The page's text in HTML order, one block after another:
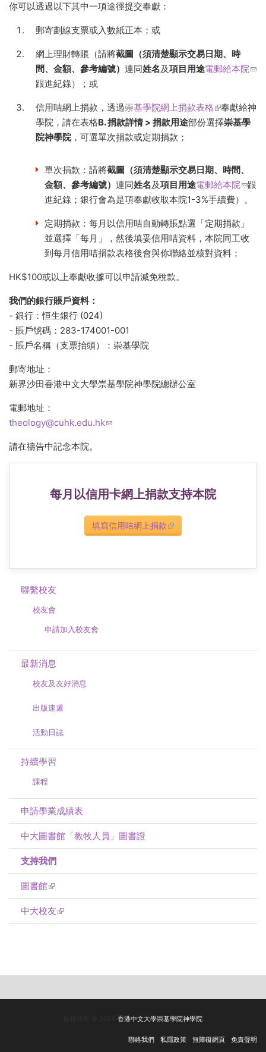
你可以透過以下其中一項途徑提交奉獻：
郵寄劃線支票或入數紙正本；或
網上理財轉賬（請將截圖（須清楚顯示交易日期、時
間、金額、參考編號） 連同姓名及項目用途電郵給本院
跟進紀錄）；或
信用咭網上捐款，透過崇基學院網上捐款表格(link is
external)
奉獻給神
學院，請在表格B. 捐款詳情 > 捐款用途部份選擇崇基學
院神學院，可選單次捐款或定期捐款；
單次捐款：請將截圖（須清楚顯示交易日期、時間、
金額、參考編號） 連同姓名及項目用途電郵給本院(link
sends
mail)
跟
進紀錄；銀行會為是項奉獻收取本院1-3%手續費）。
定期捐款：每月以信用咭自動轉賬點選「定期捐款」
並選擇「每月」，然後填妥信用咭資料，本院同工收
到每月信用咭捐款表格後會與你聯絡並核對資料；
HK$100或以上奉獻收據可以申請減免稅款。
我們的銀行賬戶資料：
- 銀行：恒生銀行 (024)
- 賬戶號碼：283-174001-001
- 賬戶名稱（支票抬頭）：崇基學院
郵寄地址：
新界沙田香港中文大學崇基學院神學院總辦公室
電郵地址：
theology@cuhk.edu.hk(link sends e-mail)
請在禱告中記念本院。
每月以信用卡網上捐款支持本院
填寫信用咭網上捐款(link is external)
聯繫校友
校友會
申請加入校友會
最新消息
校友及友好消息
出版速遞
活動日誌
持續學習
課程
申請學業成績表
中大圖書館「教牧人員」圖書證
支持我們
圖書館(link is external)
中大校友(link is external)
香港中文大學崇基學院神學院
免責聲明
無障礙網頁
私隱政策
聯絡我們